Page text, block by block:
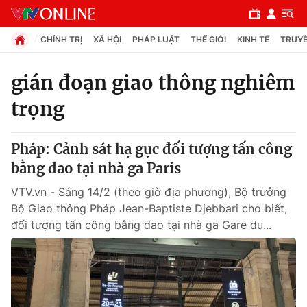
Chuyên mục
Chính trị
Xã hội
Pháp luật
Y tế
Thế giới
CHÍNH TRỊ XÃ HỘI PHÁP LUẬT THẾ GIỚI KINH TẾ
gián đoạn giao thông nghiêm
trọng
Pháp: Cảnh sát hạ gục đối tượng tấn công
bằng dao tại nhà ga Paris
VTV.vn - Sáng 14/2 (theo giờ địa phương), Bộ trưởng
Bộ Giao thông Pháp Jean-Baptiste Djebbari cho biết,
đối tượng tấn công bằng dao tại nhà ga Gare du...